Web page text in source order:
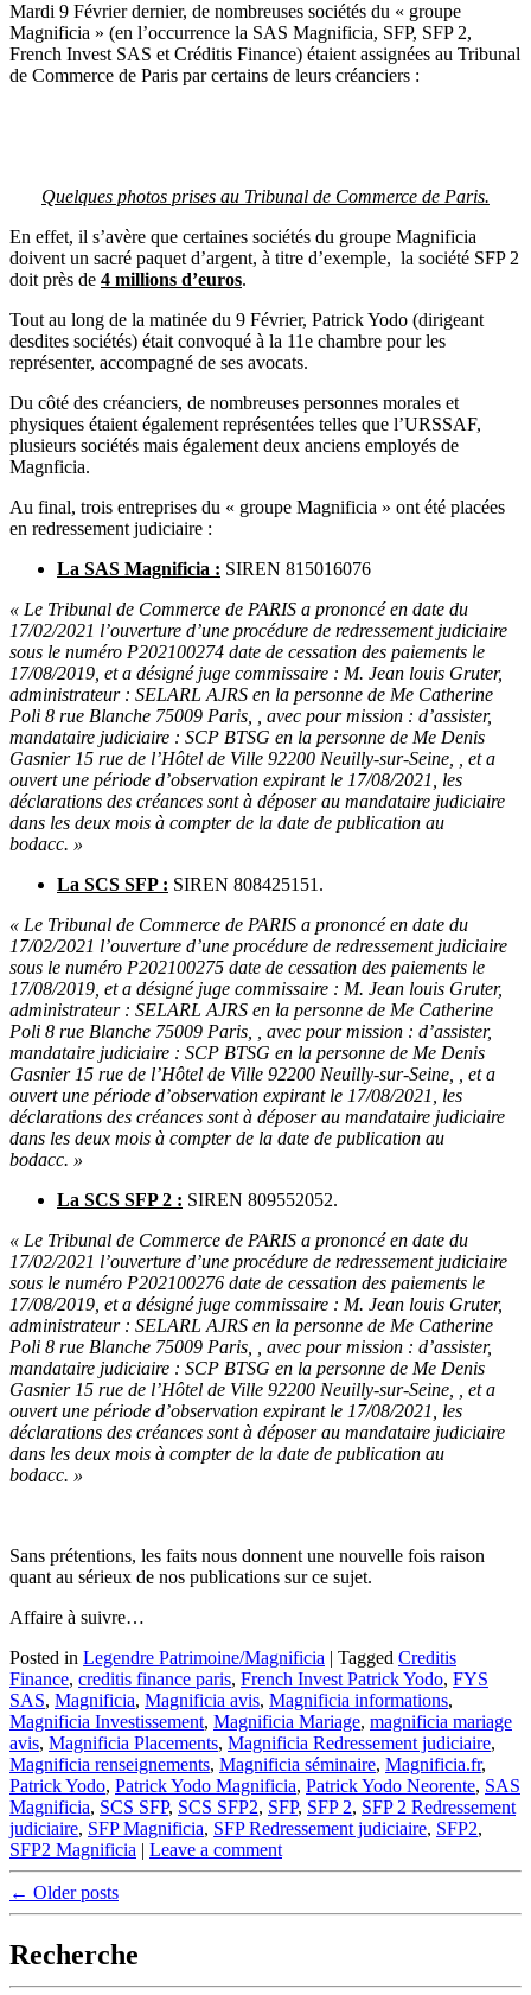
Mardi 9 Février dernier, de nombreuses sociétés du « groupe
Magnificia » (en l’occurrence la SAS Magnificia, SFP, SFP 2,
French Invest SAS et Créditis Finance) étaient assignées au Tribunal
de Commerce de Paris par certains de leurs créanciers :
Quelques photos prises au Tribunal de Commerce de Paris.
En effet, il s’avère que certaines sociétés du groupe Magnificia
doivent un sacré paquet d’argent, à titre d’exemple, la société SFP 2
doit près de 4 millions d’euros.
Tout au long de la matinée du 9 Février, Patrick Yodo (dirigeant
desdites sociétés) était convoqué à la 11e chambre pour les
représenter, accompagné de ses avocats.
Du côté des créanciers, de nombreuses personnes morales et
physiques étaient également représentées telles que l’URSSAF,
plusieurs sociétés mais également deux anciens employés de
Magnficia.
Au final, trois entreprises du « groupe Magnificia » ont été placées
en redressement judiciaire :
La SAS Magnificia : SIREN 815016076
« Le Tribunal de Commerce de PARIS a prononcé en date du
17/02/2021 l’ouverture d’une procédure de redressement judiciaire
sous le numéro P202100274 date de cessation des paiements le
17/08/2019, et a désigné juge commissaire : M. Jean louis Gruter,
administrateur : SELARL AJRS en la personne de Me Catherine
Poli 8 rue Blanche 75009 Paris, , avec pour mission : d’assister,
mandataire judiciaire : SCP BTSG en la personne de Me Denis
Gasnier 15 rue de l’Hôtel de Ville 92200 Neuilly-sur-Seine, , et a
ouvert une période d’observation expirant le 17/08/2021, les
déclarations des créances sont à déposer au mandataire judiciaire
dans les deux mois à compter de la date de publication au
bodacc. »
La SCS SFP : SIREN 808425151.
« Le Tribunal de Commerce de PARIS a prononcé en date du
17/02/2021 l’ouverture d’une procédure de redressement judiciaire
sous le numéro P202100275 date de cessation des paiements le
17/08/2019, et a désigné juge commissaire : M. Jean louis Gruter,
administrateur : SELARL AJRS en la personne de Me Catherine
Poli 8 rue Blanche 75009 Paris, , avec pour mission : d’assister,
mandataire judiciaire : SCP BTSG en la personne de Me Denis
Gasnier 15 rue de l’Hôtel de Ville 92200 Neuilly-sur-Seine, , et a
ouvert une période d’observation expirant le 17/08/2021, les
déclarations des créances sont à déposer au mandataire judiciaire
dans les deux mois à compter de la date de publication au
bodacc. »
La SCS SFP 2 : SIREN 809552052.
« Le Tribunal de Commerce de PARIS a prononcé en date du
17/02/2021 l’ouverture d’une procédure de redressement judiciaire
sous le numéro P202100276 date de cessation des paiements le
17/08/2019, et a désigné juge commissaire : M. Jean louis Gruter,
administrateur : SELARL AJRS en la personne de Me Catherine
Poli 8 rue Blanche 75009 Paris, , avec pour mission : d’assister,
mandataire judiciaire : SCP BTSG en la personne de Me Denis
Gasnier 15 rue de l’Hôtel de Ville 92200 Neuilly-sur-Seine, , et a
ouvert une période d’observation expirant le 17/08/2021, les
déclarations des créances sont à déposer au mandataire judiciaire
dans les deux mois à compter de la date de publication au
bodacc. »
Sans prétentions, les faits nous donnent une nouvelle fois raison
quant au sérieux de nos publications sur ce sujet.
Affaire à suivre…
Posted in Legendre Patrimoine/Magnificia | Tagged Creditis
Finance, creditis finance paris, French Invest Patrick Yodo, FYS
SAS, Magnificia, Magnificia avis, Magnificia informations,
Magnificia Investissement, Magnificia Mariage, magnificia mariage
avis, Magnificia Placements, Magnificia Redressement judiciaire,
Magnificia renseignements, Magnificia séminaire, Magnificia.fr,
Patrick Yodo, Patrick Yodo Magnificia, Patrick Yodo Neorente, SAS
Magnificia, SCS SFP, SCS SFP2, SFP, SFP 2, SFP 2 Redressement
judiciaire, SFP Magnificia, SFP Redressement judiciaire, SFP2,
SFP2 Magnificia | Leave a comment
Post
navigation
← Older posts
Recherche